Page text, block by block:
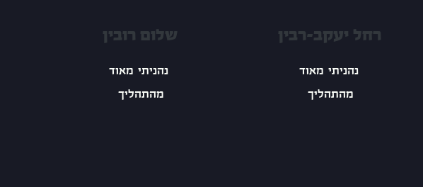
שלום רובין
נהניתי מאוד
מהתהליך
רחל יעקב-רבין
נהניתי מאוד
מהתהליך